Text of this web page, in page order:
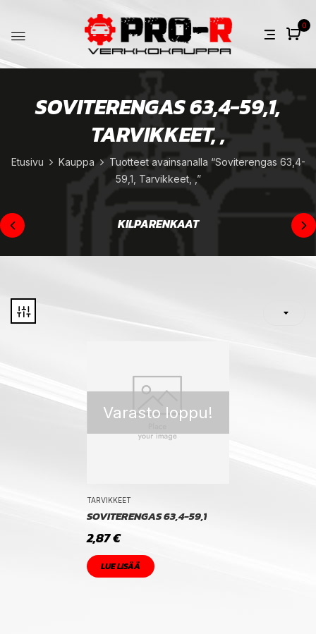
0
SOVITERENGAS 63,4-59,1,
TARVIKKEET, ,
Etusivu Kauppa
Tuotteet avainsanalla “Soviterengas 63,4-
59,1, Tarvikkeet, ,”
KILPARENKAAT
Varasto loppu!
TARVIKKEET
SOVITERENGAS 63,4-59,1
2,87€
LUE LISÄÄ